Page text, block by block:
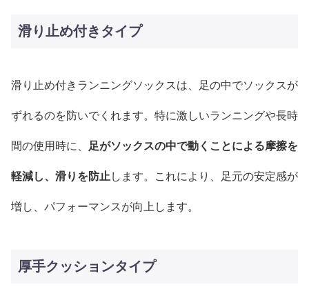
滑り止め付きタイプ
滑り止め付きランニングソックスは、足の中でソックスが
ずれるのを防いでくれます。特に激しいランニングや長時
間の使用時に、 足がソックスの中で動くことによる摩擦を
軽減し、滑りを防止 します。これにより、足元の安定感が
増し、パフォーマンスが向上します。
厚手クッションタイプ